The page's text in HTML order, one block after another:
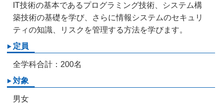
IT技術の基本であるプログラミング技術、システム構
築技術の基礎を学び、さらに情報システムのセキュリ
ティの知識、リスクを管理する方法を学びます。
定員
全学科合計：200名
対象
男女